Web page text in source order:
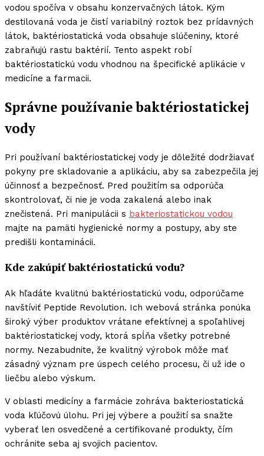
vodou spočíva v obsahu konzervačných látok. Kým
destilovaná voda je čistí variabilný roztok bez prídavných
látok, baktériostatická voda obsahuje slúčeniny, ktoré
zabraňujú rastu baktérií. Tento aspekt robí
baktériostatickú vodu vhodnou na špecifické aplikácie v
medicíne a farmacii.
Správne používanie baktériostatickej
vody
Pri používaní baktériostatickej vody je dôležité dodržiavať
pokyny pre skladovanie a aplikáciu, aby sa zabezpečila jej
účinnosť a bezpečnosť. Pred použitím sa odporúča
skontrolovať, či nie je voda zakalená alebo inak
znečistená. Pri manipulácii s bakteriostatickou vodou
majte na pamäti hygieni­cké normy a postupy, aby ste
predišli kontaminácii.
Kde zakúpiť baktériostatickú vodu?
Ak hľadáte kvalitnú baktériostatickú vodu, odporúčame
navštíviť Peptide Revolution. Ich webová stránka ponúka
široký výber produktov vrátane efektívnej a spoľahlivej
baktériostatickej vody, ktorá spĺňa všetky potrebné
normy. Nezabudnite, že kvalitný výrobok môže mať
zásadný význam pre úspech celého procesu, či už ide o
liečbu alebo výskum.
V oblasti medicíny a farmácie zohráva bakteriostatická
voda kľúčovú úlohu. Pri jej výbere a použití sa snažte
vyberať len osvedčené a certifikované produkty, čím
ochránite seba aj svojich pacientov.